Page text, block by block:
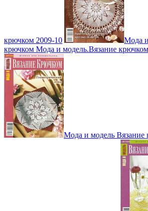
крючком 2009-10
Мода
крючком Мода и модель.Вязание
Мода и модель